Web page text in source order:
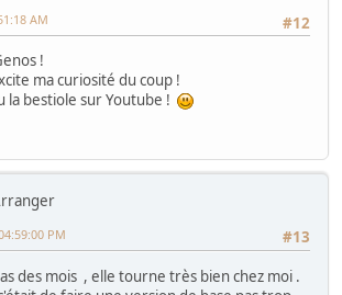
#12
AM
!
ma curiosité du coup !
la bestiole sur Youtube !
#13
PM
des mois , elle tourne très bien chez moi .